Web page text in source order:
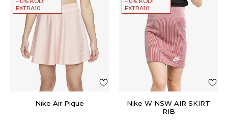
EXTRA10
Nike Air Pique
EXTRA10
Nike W NSW AIR SKIRT
RIB